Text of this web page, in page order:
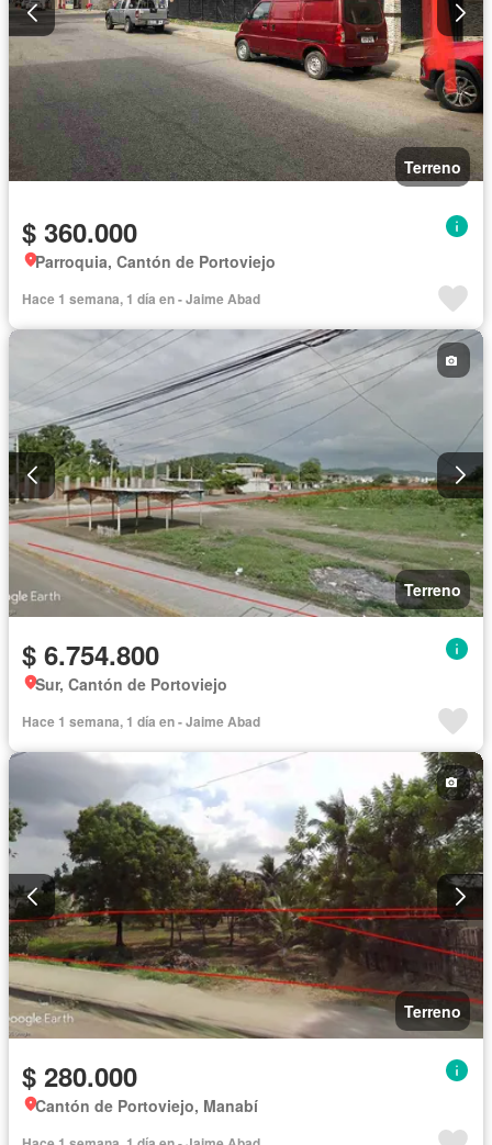
Terreno
$ 360.000
Parroquia, Cantón de Portoviejo
Hace 1 semana, 1 día en - Jaime Abad
Terreno
$ 6.754.800
Sur, Cantón de Portoviejo
Hace 1 semana, 1 día en - Jaime Abad
Terreno
$ 280.000
Cantón de Portoviejo, Manabí